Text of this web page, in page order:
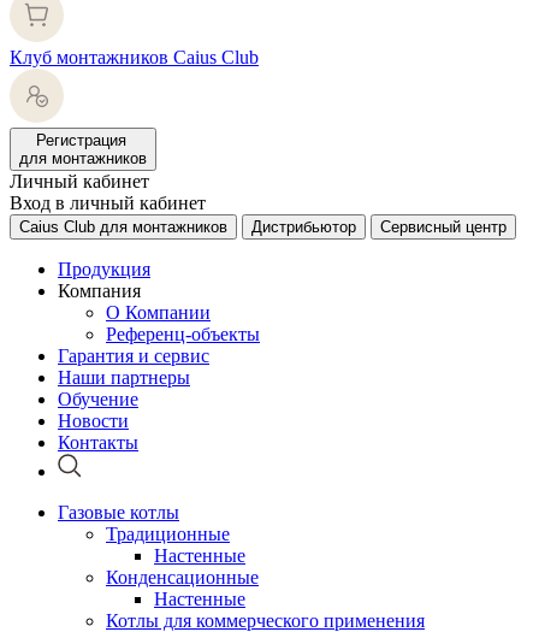
Клуб монтажников Caius Club
Регистрация
для монтажников
Личный кабинет
Вход в личный кабинет
Caius Club для монтажников Дистрибьютор Сервисный центр
Продукция
Компания
О Компании
Референц-объекты
Гарантия и сервис
Наши партнеры
Обучение
Новости
Контакты
Газовые котлы
Традиционные
Настенные
Конденсационные
Настенные
Котлы для коммерческого применения